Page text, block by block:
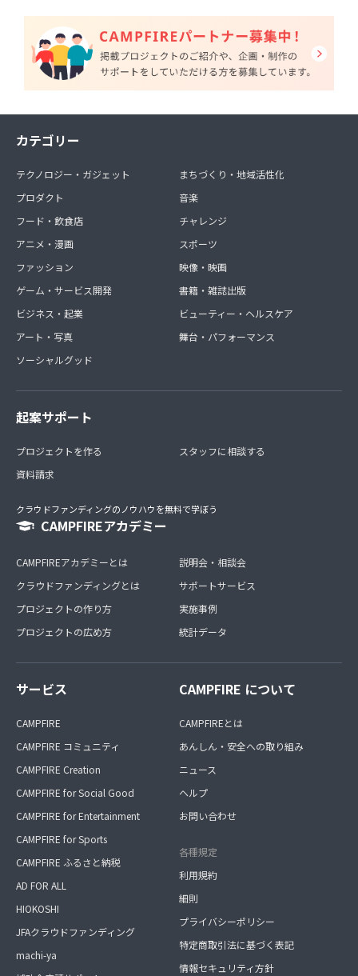
カテゴリー
テクノロジー・ガジェット
プロダクト
フード・飲食店
アニメ・漫画
ファッション
ゲーム・サービス開発
ビジネス・起業
アート・写真
ソーシャルグッド
まちづくり・地域活性化
音楽
チャレンジ
スポーツ
映像・映画
書籍・雑誌出版
ビューティー・ヘルスケア
舞台・パフォーマンス
起案サポート
プロジェクトを作る
資料請求
スタッフに相談する
クラウドファンディングのノウハウを無料で学ぼう
CAMPFIREアカデミー
CAMPFIREアカデミーとは
クラウドファンディングとは
プロジェクトの作り方
プロジェクトの広め方
説明会・相談会
サポートサービス
実施事例
統計データ
サービス
CAMPFIRE
CAMPFIRE コミュニティ
CAMPFIRE Creation
CAMPFIRE for Social Good
CAMPFIRE for Entertainment
CAMPFIRE for Sports
CAMPFIRE ふるさと納税
AD FOR ALL
HIOKOSHI
JFAクラウドファンディング
machi-ya
CAMPFIRE について
CAMPFIREとは
あんしん・安全への取り組み
ニュース
ヘルプ
お問い合わせ
各種規定
利用規約
細則
プライバシーポリシー
特定商取引法に基づく表記
情報セキュリティ方針